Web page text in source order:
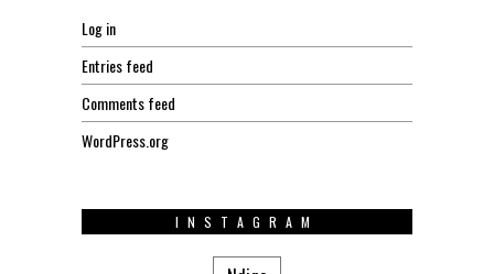
Log in
Entries feed
Comments feed
WordPress.org
INSTAGRAM